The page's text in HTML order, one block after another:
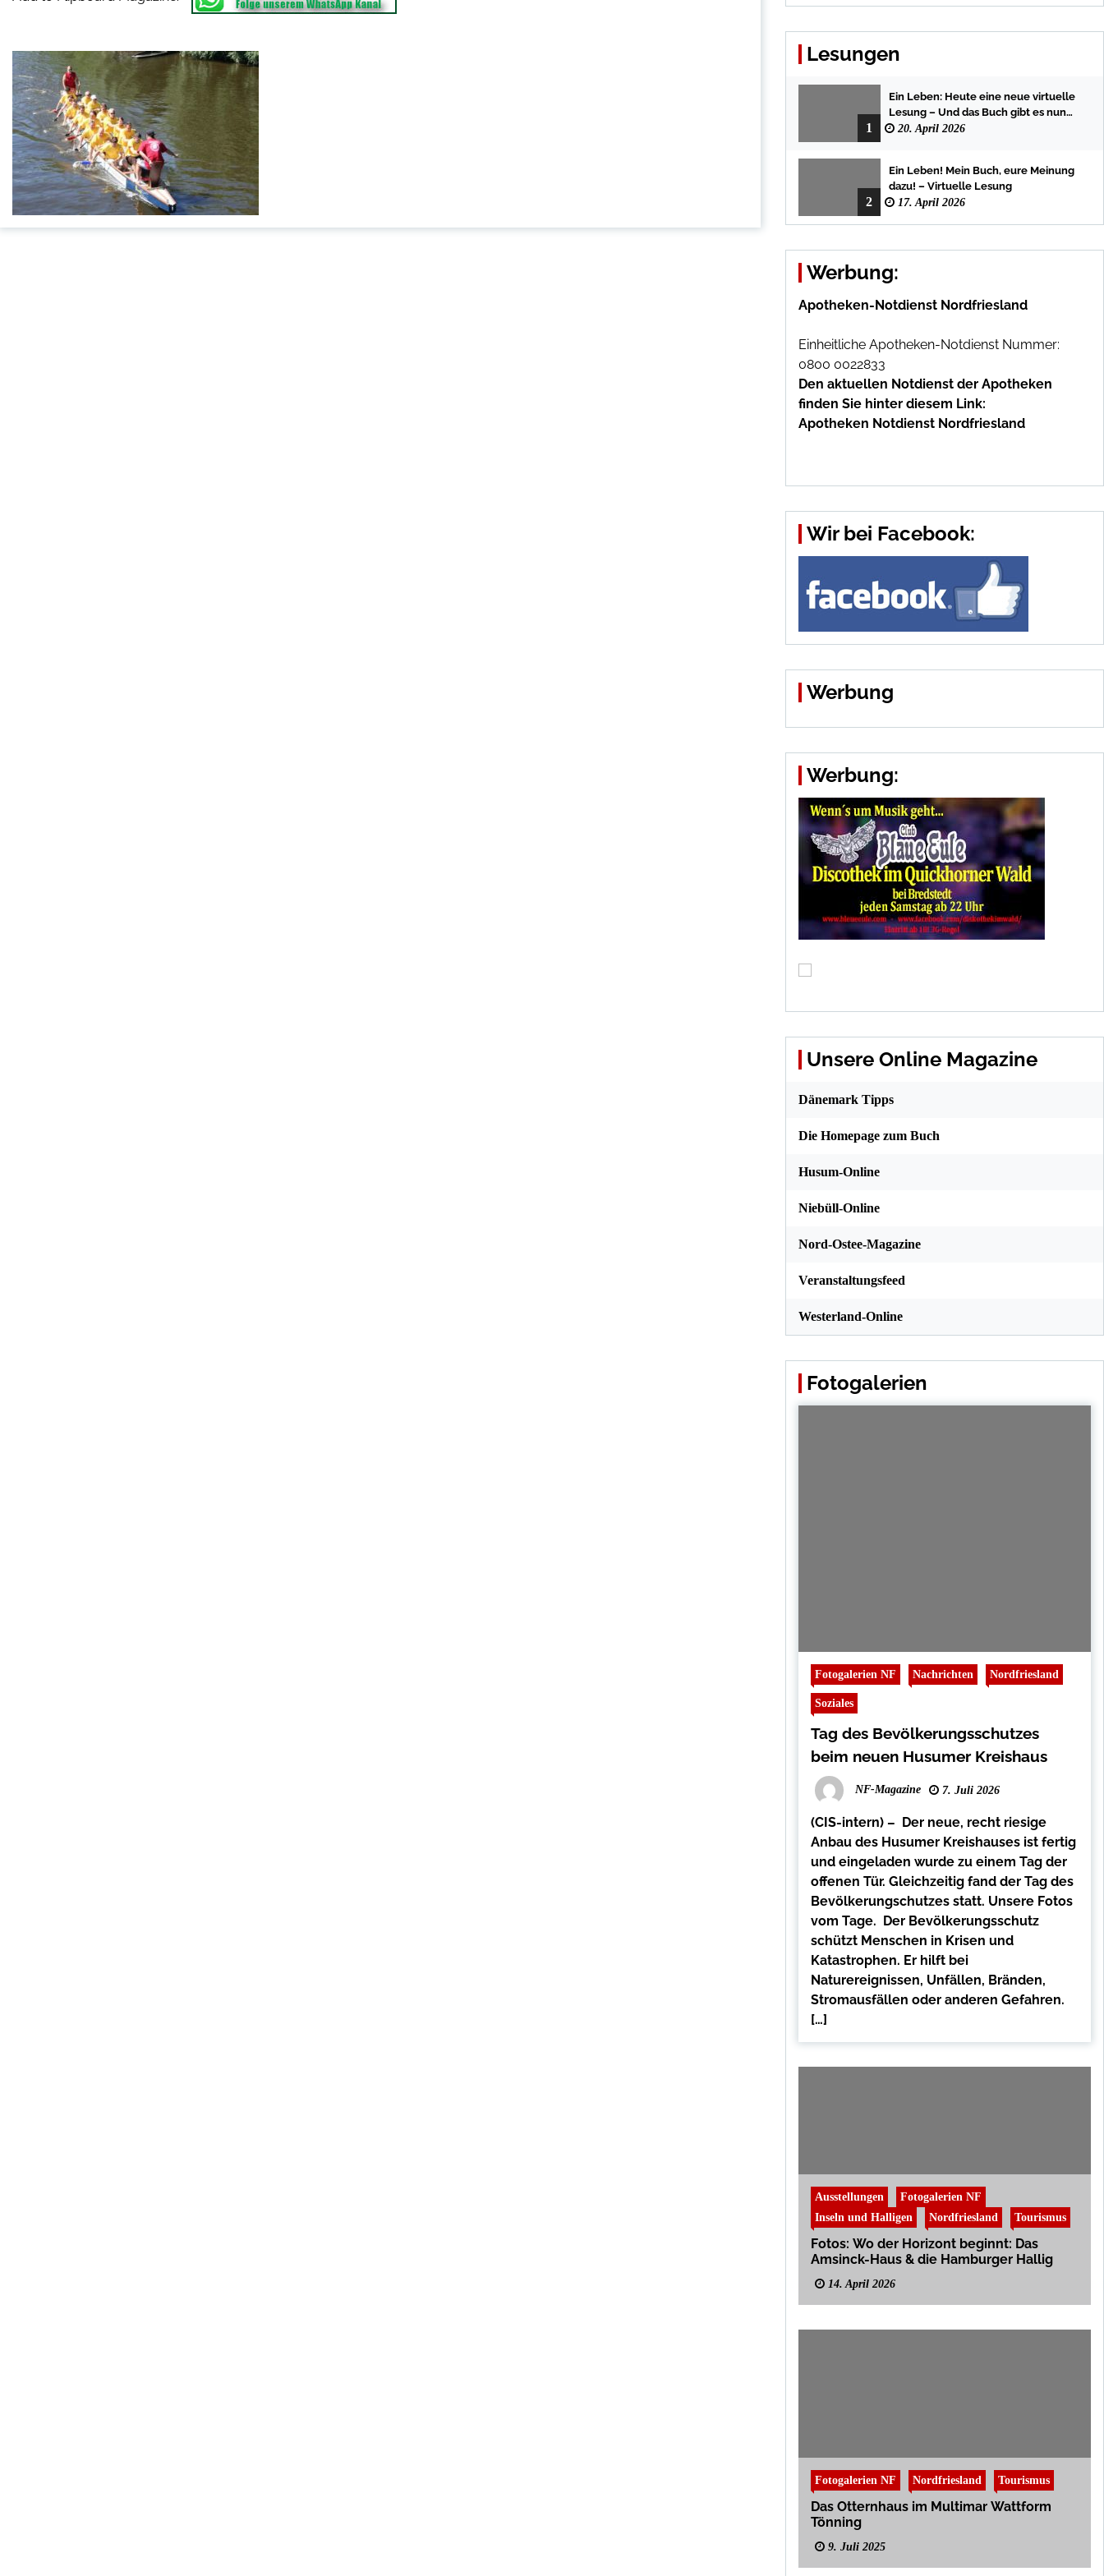
Lesungen
1
Ein Leben: Heute eine neue virtuelle
Lesung – Und das Buch gibt es nun
auch in der Bredstedter
20. April 2026
2
Ein Leben! Mein Buch, eure Meinung
dazu! – Virtuelle Lesung
17. April 2026
Werbung:
Apotheken-Notdienst Nordfriesland
Einheitliche Apotheken-Notdienst Nummer:
0800 0022833
Den aktuellen Notdienst der Apotheken
finden Sie hinter diesem Link:
Apotheken Notdienst Nordfriesland
Wir bei Facebook:
Werbung
Werbung:
Unsere Online Magazine
Dänemark Tipps
Die Homepage zum Buch
Husum-Online
Niebüll-Online
Nord-Ostee-Magazine
Veranstaltungsfeed
Westerland-Online
Fotogalerien
Fotogalerien NF Nachrichten Nordfriesland
Soziales
Tag des Bevölkerungsschutzes
beim neuen Husumer Kreishaus
NF-Magazine 7. Juli 2026
(CIS-intern) – Der neue, recht riesige
Anbau des Husumer Kreishauses ist fertig
und eingeladen wurde zu einem Tag der
offenen Tür. Gleichzeitig fand der Tag des
Bevölkerungschutzes statt. Unsere Fotos
vom Tage. Der Bevölkerungsschutz
schützt Menschen in Krisen und
Katastrophen. Er hilft bei
Naturereignissen, Unfällen, Bränden,
Stromausfällen oder anderen Gefahren.
[…]
Ausstellungen
Fotogalerien NF
Inseln und Halligen
Nordfriesland Tourismus
Fotos: Wo der Horizont beginnt: Das
Amsinck-Haus & die Hamburger Hallig
14. April 2026
Fotogalerien NF Nordfriesland Tourismus
Das Otternhaus im Multimar Wattform
Tönning
9. Juli 2025